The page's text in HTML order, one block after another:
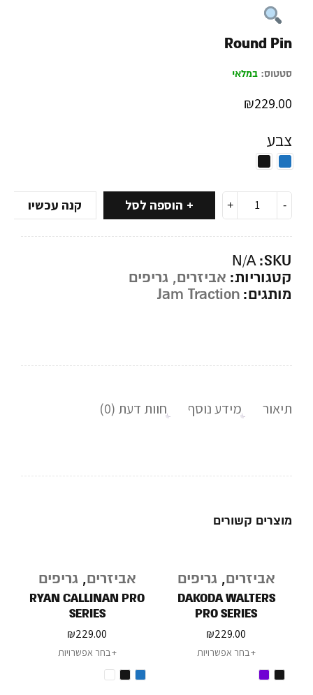
Round Pin
סטטוס: במלאי
₪229.00
צבע
הוספה לסל קנה עכשיו
SKU:
N/A
קטגוריות: אביזרים, גריפים
מותגים: Jam Traction
תיאור מידע נוסף חוות דעת (0)
מוצרים קשורים
אביזרים, גריפים
DAKODA WALTERS
PRO SERIES
₪229.00
בחר אפשרויות
אביזרים, גריפים
RYAN CALLINAN PRO
SERIES
₪229.00
בחר אפשרויות